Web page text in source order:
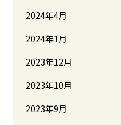
2024年4月
2024年1月
2023年12月
2023年10月
2023年9月